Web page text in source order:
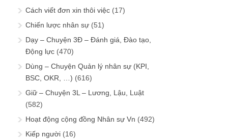
Cách viết đơn xin thôi việc (17)
Chiến lược nhân sự (51)
Dạy – Chuyện 3Đ – Đánh giá, Đào tạo,
Động lực (470)
Dùng – Chuyện Quản lý nhân sự (KPI,
BSC, OKR, …) (616)
Giữ – Chuyện 3L – Lương, Lậu, Luật
(582)
Hoạt động cộng đồng Nhân sự Vn (492)
Kiếp người (16)